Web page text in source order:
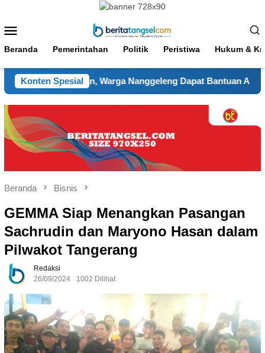
konten
Mobile
Beranda Pemerintahan Politik Peristiwa Hukum &
Konten Spesial
Warga Nanggeleng Dapat Bantuan Air dan
Beranda Bisnis
GEMMA Siap Menangkan Pasangan
Sachrudin dan Maryono Hasan dalam
Pilwakot Tangerang
Redaksi
26/09/2024
1002 Dilihat